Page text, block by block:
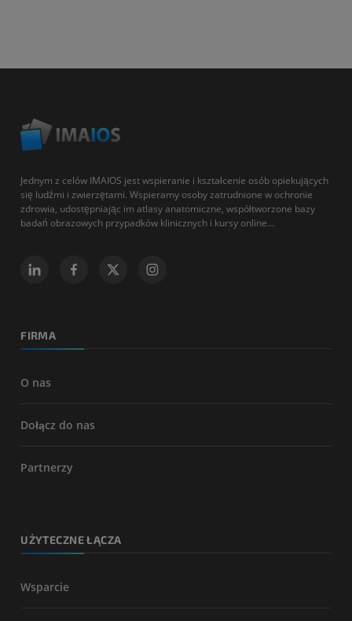
Jednym z celów IMAIOS jest wspieranie i kształcenie osób opiekujących
się ludźmi i zwierzętami. Wspieramy osoby zatrudnione w ochronie
zdrowia, udostępniając im atlasy anatomiczne, współtworzone bazy
badań obrazowych przypadków klinicznych i kursy online...
FIRMA
O nas
Dołącz do nas
Partnerzy
UŻYTECZNE ŁĄCZA
Wsparcie